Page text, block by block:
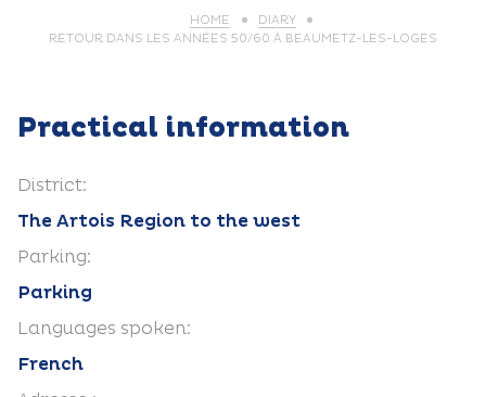
HOME
DIARY
RETOUR DANS LES ANNÉES 50/60 À BEAUMETZ-LES-LOGES
Practical information
District:
The Artois Region to the west
Parking:
Parking
Languages spoken:
French